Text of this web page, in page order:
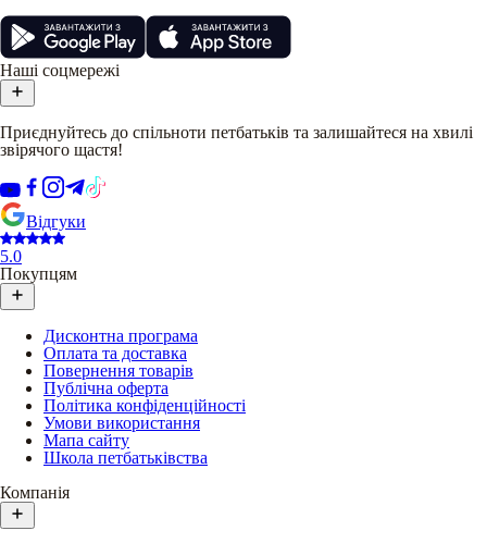
Наші соцмережі
Приєднуйтесь до спільноти петбатьків та залишайтеся на хвилі
звірячого щастя!
Відгуки
5.0
Покупцям
Дисконтна програма
Оплата та доставка
Повернення товарів
Публічна оферта
Політика конфіденційності
Умови використання
Мапа сайту
Школа петбатьківства
Компанія